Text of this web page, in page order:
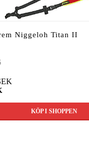
Niggeloh Titan II
KÖP I SHOPPEN